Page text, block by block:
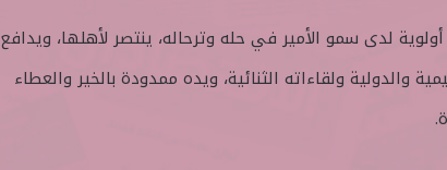
لدى سمو الأمير في حله وترحاله، ينتصر لأهلها، ويدافع
والدولية ولقاءاته الثنائية، ويده ممدودة بالخير والعطاء